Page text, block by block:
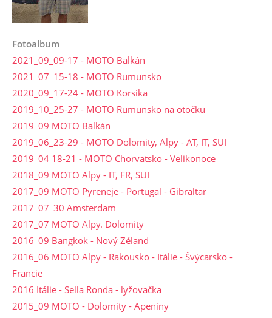
Fotoalbum
2021_09_09-17 - MOTO Balkán
2021_07_15-18 - MOTO Rumunsko
2020_09_17-24 - MOTO Korsika
2019_10_25-27 - MOTO Rumunsko na otočku
2019_09 MOTO Balkán
2019_06_23-29 - MOTO Dolomity, Alpy - AT, IT, SUI
2019_04 18-21 - MOTO Chorvatsko - Velikonoce
2018_09 MOTO Alpy - IT, FR, SUI
2017_09 MOTO Pyreneje - Portugal - Gibraltar
2017_07_30 Amsterdam
2017_07 MOTO Alpy. Dolomity
2016_09 Bangkok - Nový Zéland
2016_06 MOTO Alpy - Rakousko - Itálie - Švýcarsko -
Francie
2016 Itálie - Sella Ronda - lyžovačka
2015_09 MOTO - Dolomity - Apeniny